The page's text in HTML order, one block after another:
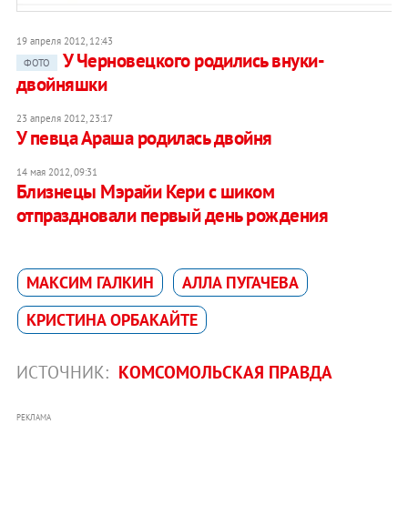
19 апреля 2012, 12:43
ФОТО
У Черновецкого родились внуки-
двойняшки
23 апреля 2012, 23:17
У певца Араша родилась двойня
14 мая 2012, 09:31
Близнецы Мэрайи Кери с шиком
отпраздновали первый день рождения
МАКСИМ ГАЛКИН
АЛЛА ПУГАЧЕВА
КРИСТИНА ОРБАКАЙТЕ
ИСТОЧНИК: КОМСОМОЛЬСКАЯ ПРАВДА
РЕКЛАМА